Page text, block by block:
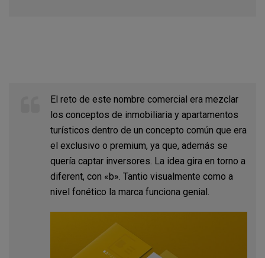
El reto de este nombre comercial era mezclar
los conceptos de inmobiliaria y apartamentos
turísticos dentro de un concepto común que era
el exclusivo o premium, ya que, además se
quería captar inversores. La idea gira en torno a
diferent, con «b». Tantio visualmente como a
nivel fonético la marca funciona genial.